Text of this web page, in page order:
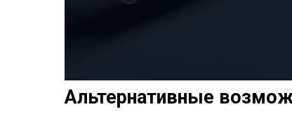
Альтернативные